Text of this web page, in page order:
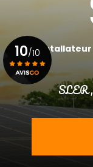
SLER,
10/10
Voir le certificat